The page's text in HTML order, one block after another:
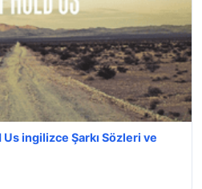
ingilizce Şarkı Sözleri ve